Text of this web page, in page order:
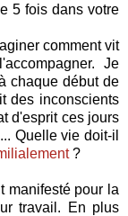
5 fois dans votre
comment vit
Je
chaque début de
des inconscients
d'esprit ces jours
Quelle vie doit-il
?
manifesté pour la
travail. En plus